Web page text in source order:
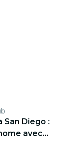
San Diego :
avec